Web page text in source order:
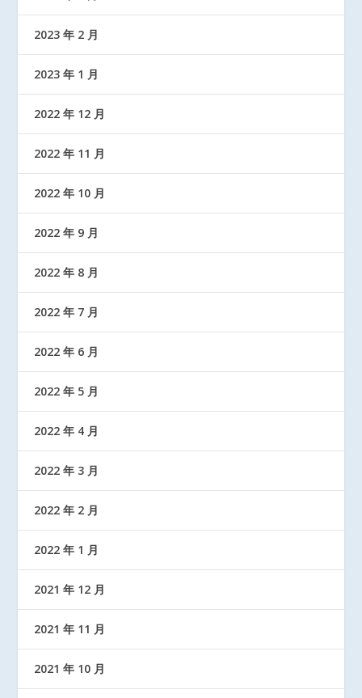
2023 年 2 月
2023 年 1 月
2022 年 12 月
2022 年 11 月
2022 年 10 月
2022 年 9 月
2022 年 8 月
2022 年 7 月
2022 年 6 月
2022 年 5 月
2022 年 4 月
2022 年 3 月
2022 年 2 月
2022 年 1 月
2021 年 12 月
2021 年 11 月
2021 年 10 月